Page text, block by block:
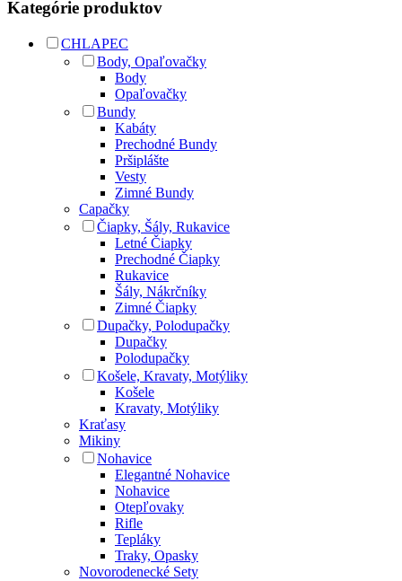
Kategórie produktov
CHLAPEC
Body, Opaľovačky
Body
Opaľovačky
Bundy
Kabáty
Prechodné Bundy
Pršiplášte
Vesty
Zimné Bundy
Capačky
Čiapky, Šály, Rukavice
Letné Čiapky
Prechodné Čiapky
Rukavice
Šály, Nákrčníky
Zimné Čiapky
Dupačky, Polodupačky
Dupačky
Polodupačky
Košele, Kravaty, Motýliky
Košele
Kravaty, Motýliky
Kraťasy
Mikiny
Nohavice
Elegantné Nohavice
Nohavice
Otepľovaky
Rifle
Tepláky
Traky, Opasky
Novorodenecké Sety